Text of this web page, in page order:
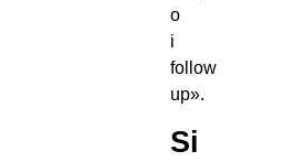
o
i
follow
up».
Si